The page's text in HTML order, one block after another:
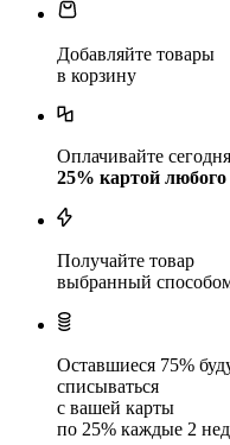
Добавляйте товары
в корзину
Оплачивайте
25% картой любого
Получайте товар
выбранный
Оставшиеся 75%
списываться
с вашей карты
по 25% каждые 2